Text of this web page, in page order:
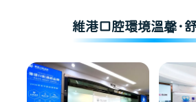
維港口腔環境溫馨·